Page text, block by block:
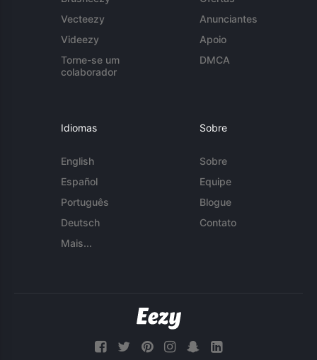
Vecteezy
Videezy
Torne-se um
colaborador
Anunciantes
Apoio
DMCA
Idiomas
English
Español
Português
Deutsch
Mais...
Sobre
Sobre
Equipe
Blogue
Contato